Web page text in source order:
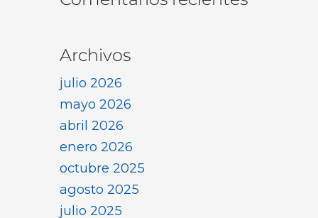
Archivos
julio 2026
mayo 2026
abril 2026
enero 2026
octubre 2025
agosto 2025
julio 2025